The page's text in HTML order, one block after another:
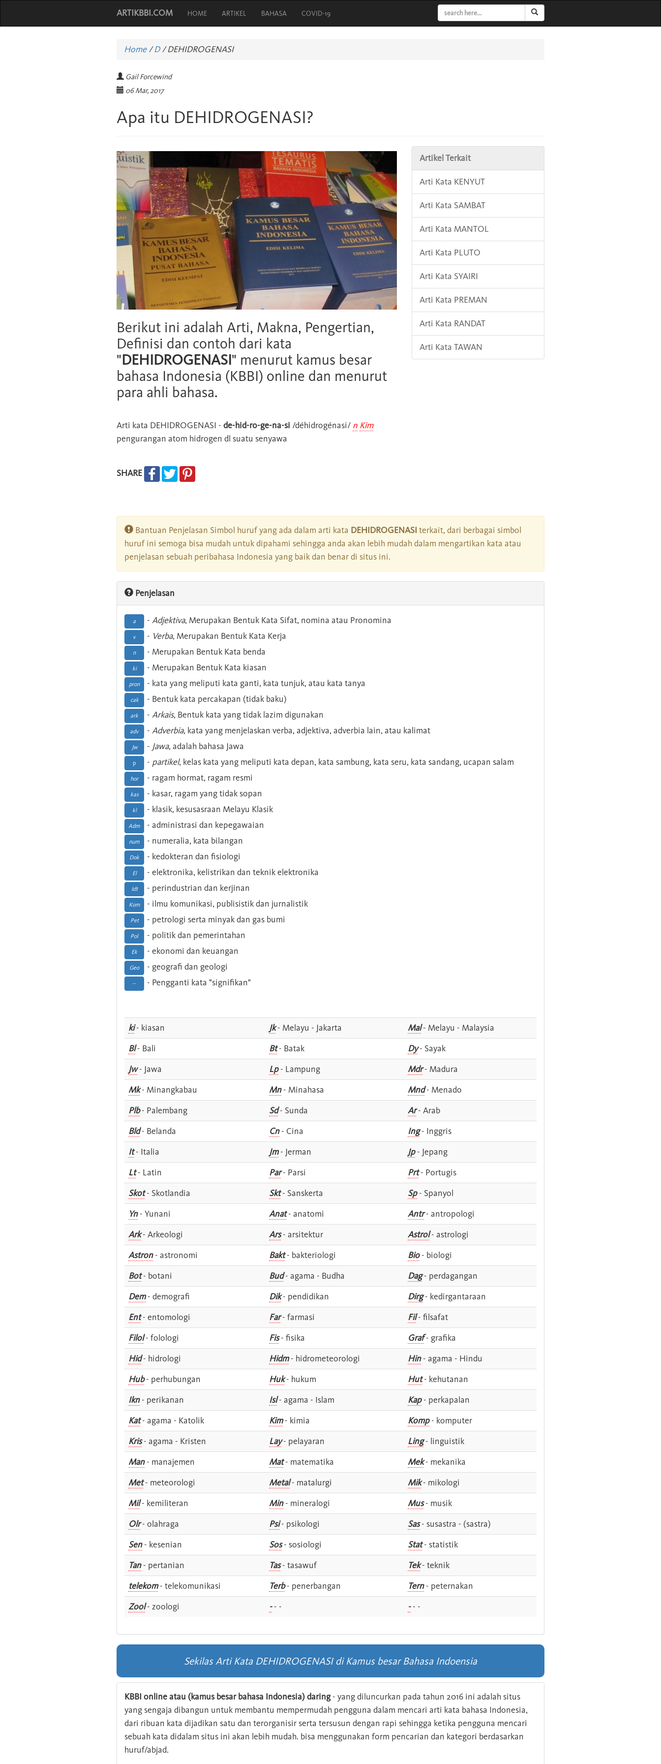
ARTIKBBI.COM HOME ARTIKEL BAHASA COVID-19
Home/D /DEHIDROGENASI
Gail Forcewind
06 Mar, 2017
Apa itu DEHIDROGENASI?
Berikut ini adalah Arti, Makna, Pengertian,
Definisi dan contoh dari kata
"DEHIDROGENASI" menurut kamus besar
bahasa Indonesia (KBBI) online dan menurut
para ahli bahasa.
Arti kata DEHIDROGENASI - de-hid-ro-ge-na-si /déhidrogénasi/ n Kim
pengurangan atom hidrogen dl suatu senyawa
SHARE
Artikel Terkait
Arti Kata KENYUT
Arti Kata SAMBAT
Arti Kata MANTOL
Arti Kata PLUTO
Arti Kata SYAIRI
Arti Kata PREMAN
Arti Kata RANDAT
Arti Kata TAWAN
Bantuan Penjelasan Simbol huruf yang ada dalam arti kata DEHIDROGENASI terkait, dari berbagai simbol
huruf ini semoga bisa mudah untuk dipahami sehingga anda akan lebih mudah dalam mengartikan kata atau
penjelasan sebuah peribahasa Indonesia yang baik dan benar di situs ini.
Penjelasan
a - Adjektiva, Merupakan Bentuk Kata Sifat, nomina atau Pronomina
v - Verba, Merupakan Bentuk Kata Kerja
n - Merupakan Bentuk Kata benda
ki - Merupakan Bentuk Kata kiasan
pron - kata yang meliputi kata ganti, kata tunjuk, atau kata tanya
cak - Bentuk kata percakapan (tidak baku)
ark - Arkais, Bentuk kata yang tidak lazim digunakan
adv - Adverbia, kata yang menjelaskan verba, adjektiva, adverbia lain, atau kalimat
Jw - Jawa, adalah bahasa Jawa
p - partikel, kelas kata yang meliputi kata depan, kata sambung, kata seru, kata sandang, ucapan salam
hor - ragam hormat, ragam resmi
kas - kasar, ragam yang tidak sopan
kl - klasik, kesusasraan Melayu Klasik
Adm - administrasi dan kepegawaian
num - numeralia, kata bilangan
Dok - kedokteran dan fisiologi
El - elektronika, kelistrikan dan teknik elektronika
Idt - perindustrian dan kerjinan
Kom - ilmu komunikasi, publisistik dan jurnalistik
Pet - petrologi serta minyak dan gas bumi
Pol - politik dan pemerintahan
Ek - ekonomi dan keuangan
Geo - geografi dan geologi
-- - Pengganti kata "signifikan"
ki- kiasan Jk- Melayu - Jakarta Mal- Melayu - Malaysia
Bl- Bali Bt- Batak Dy- Sayak
Jw- Jawa Lp- Lampung Mdr- Madura
Mk- Minangkabau Mn- Minahasa Mnd- Menado
Plb- Palembang Sd- Sunda Ar- Arab
Bld- Belanda Cn- Cina Ing- Inggris
It- Italia Jm- Jerman Jp- Jepang
Lt- Latin Par- Parsi Prt- Portugis
Skot- Skotlandia Skt- Sanskerta Sp- Spanyol
Yn- Yunani Anat- anatomi Antr- antropologi
Ark- Arkeologi Ars- arsitektur Astrol- astrologi
Astron- astronomi Bakt- bakteriologi Bio- biologi
Bot- botani Bud- agama - Budha Dag- perdagangan
Dem- demografi Dik- pendidikan Dirg- kedirgantaraan
Ent- entomologi Far- farmasi Fil- filsafat
Filol- folologi Fis- fisika Graf- grafika
Hid- hidrologi Hidm- hidrometeorologi Hin- agama - Hindu
Hub- perhubungan Huk- hukum Hut- kehutanan
Ikn- perikanan Isl- agama - Islam Kap- perkapalan
Kat- agama - Katolik Kim- kimia Komp- komputer
Kris- agama - Kristen Lay- pelayaran Ling- linguistik
Man- manajemen Mat- matematika Mek- mekanika
Met- meteorologi Metal- matalurgi Mik- mikologi
Mil- kemiliteran Min- mineralogi Mus- musik
Olr- olahraga Psi- psikologi Sas- susastra - (sastra)
Sen- kesenian Sos- sosiologi Stat- statistik
Tan- pertanian Tas- tasawuf Tek- teknik
telekom- telekomunikasi Terb- penerbangan Tern- peternakan
Zool- zoologi -- - -- -
Sekilas Arti Kata DEHIDROGENASI di Kamus besar Bahasa Indoensia
KBBI online atau (kamus besar bahasa Indonesia) daring- yang diluncurkan pada tahun 2016 ini adalah situs
yang sengaja dibangun untuk membantu mempermudah pengguna dalam mencari arti kata bahasa Indonesia,
dari ribuan kata dijadikan satu dan terorganisir serta tersusun dengan rapi sehingga ketika pengguna mencari
sebuah kata didalam situs ini akan lebih mudah. bisa menggunakan form pencarian dan kategori berdasarkan
huruf/abjad.